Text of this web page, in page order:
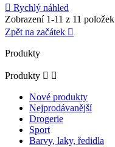
 Rychlý náhled
Zobrazení 1-11 z 11 položek
Zpět na začátek 
Produkty
Produkty  
Nové produkty
Nejprodávanější
Drogerie
Sport
Barvy, laky, ředidla